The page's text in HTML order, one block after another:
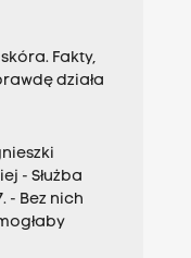
Fakty,
działa
- Służba
- Bez nich